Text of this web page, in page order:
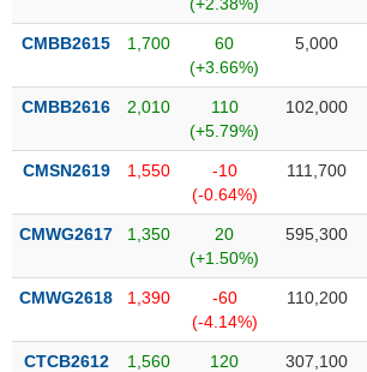
CMBB2615 1,700
60
(+3.66%)
5,000
CMBB2616 2,010
110
(+5.79%)
102,000
CMSN2619 1,550
-10
(-0.64%)
111,700
CMWG2617 1,350
20
(+1.50%)
595,300
CMWG2618 1,390
-60
(-4.14%)
110,200
CTCB2612 1,560
120
307,100
TÀI
TIN